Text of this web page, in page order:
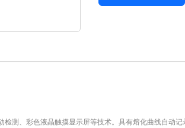
检测、彩色液晶触摸显示屏等技术。具有熔化曲线自动